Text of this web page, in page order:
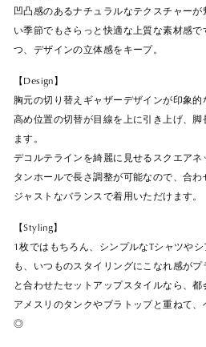
凹凸感のあるナチュラルなテクスチャー
い季節でもさらっと快適な上質な素材感
つ、デザインの立体感をキープ。
【Design】
胸元の切り替えギャザーデザインが印象的
高め位置の切替が目線を上に引き上げ、脚
ます。
デコルテラインを綺麗に見せるスクエア
タンホールで長さ調整が可能なので、合
ジャストなバランスで着用いただけます。
【Styling】
1枚ではもちろん、シンプルなTシャツや
も、いつものスタイリングにこなれ感が
と合わせたセットアップスタイルなら、都
アメスリのタンクやブラトップと重ねて
◎